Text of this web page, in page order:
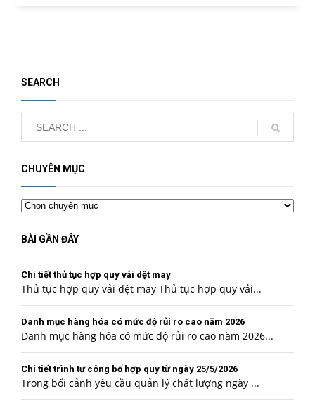
SEARCH
CHUYÊN MỤC
Chuyên
mục
BÀI GẦN ĐÂY
Chi tiết thủ tục hợp quy vải dệt may
Thủ tục hợp quy vải dệt may Thủ tục hợp quy vải...
Danh mục hàng hóa có mức độ rủi ro cao năm 2026
Danh mục hàng hóa có mức độ rủi ro cao năm 2026...
Chi tiết trình tự công bố hợp quy từ ngày 25/5/2026
Trong bối cảnh yêu cầu quản lý chất lượng ngày ...